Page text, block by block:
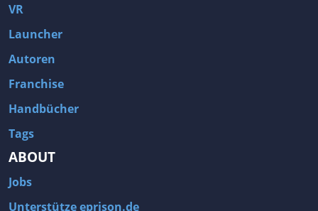
VR
Launcher
Autoren
Franchise
Handbücher
Tags
ABOUT
Jobs
Unterstütze eprison.de